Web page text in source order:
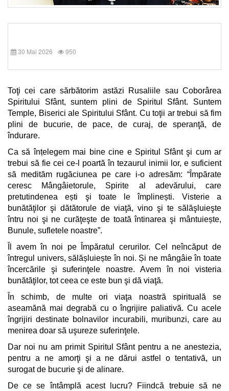
30 Mai 2026 950
Toţi cei care sărbătorim astăzi Rusaliile sau Coborârea
Spiritului Sfânt, suntem plini de Spiritul Sfânt. Suntem
Temple, Biserici ale Spiritului Sfânt. Cu toţii ar trebui să fim
plini de bucurie, de pace, de curaj, de speranţă, de
îndurare.
Ca să înțelegem mai bine cine e Spiritul Sfânt şi cum ar
trebui să fie cei ce-l poartă în tezaurul inimii lor, e suficient
să medităm rugăciunea pe care i-o adresăm: “Împărate
ceresc Mângâietorule, Spirite al adevărului, care
pretutindenea ești şi toate le împlinești. Visterie a
bunătăţilor şi dătătorule de viaţă, vino şi te sălăşluieşte
întru noi şi ne curăţeşte de toată întinarea şi mântuiește,
Bunule, sufletele noastre”.
Îl avem în noi pe Împăratul cerurilor. Cel neîncăput de
întregul univers, sălășluiește în noi. Și ne mângâie în toate
încercările şi suferinţele noastre. Avem în noi visteria
bunătăţilor, tot ceea ce este bun şi dă viaţă.
În schimb, de multe ori viaţa noastră spirituală se
aseamănă mai degrabă cu o îngrijire paliativă. Cu acele
îngrijiri destinate bolnavilor incurabili, muribunzi, care au
menirea doar să uşureze suferinţele.
Dar noi nu am primit Spiritul Sfânt pentru a ne anestezia,
pentru a ne amorţi şi a ne dărui astfel o tentativă, un
surogat de bucurie şi de alinare.
De ce se întâmplă acest lucru? Fiindcă trebuie să ne